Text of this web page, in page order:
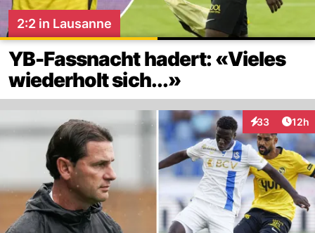
2:2 in Lausanne
YB-Fassnacht hadert: «Vieles
wiederholt sich...»
33
Interaktionen
12h